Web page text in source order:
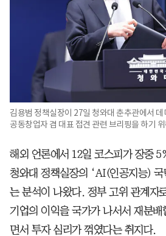
김용범 정책실장이 27일 청와대 춘추관에서
공동창업자 겸 대표 접견 관련 브리핑을 하기
해외 언론에서 12일 코스피가 장중
청와대 정책실장의 ‘AI(인공지능) 국
는 분석이 나왔다. 정부 고위 관계자
기업의 이익을 국가가 나서서 재분
면서 투자 심리가 꺾였다는 취지다.